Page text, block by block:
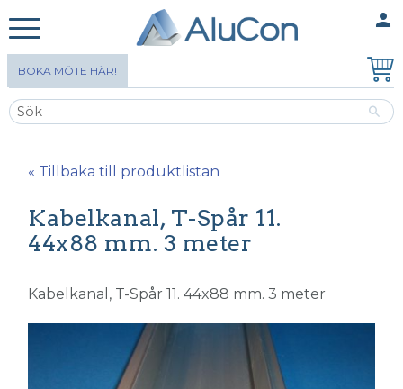
person
BOKA MÖTE HÄR!
« Tillbaka till produktlistan
Kabelkanal, T-Spår 11.
44x88 mm. 3 meter
Kabelkanal, T-Spår 11. 44x88 mm. 3 meter